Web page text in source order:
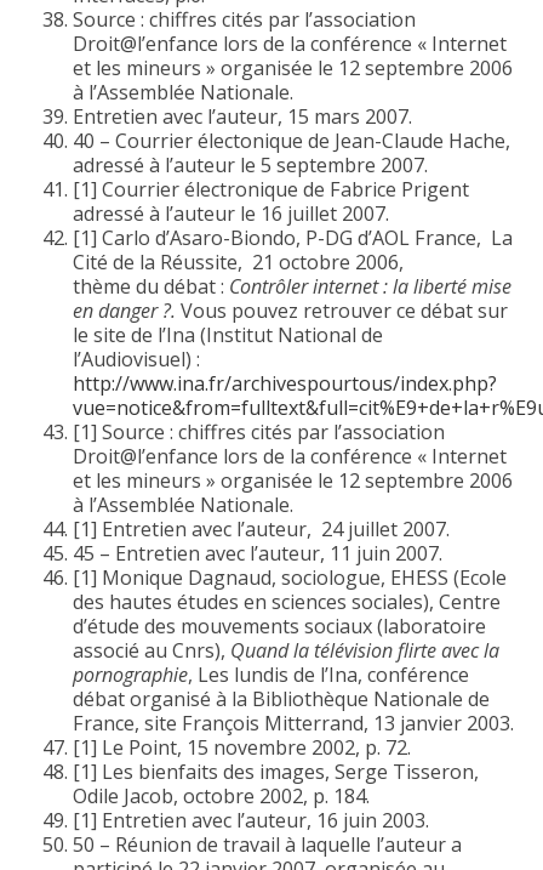
Source : chiffres cités par l’association
Droit@l’enfance lors de la conférence « Internet
et les mineurs » organisée le 12 septembre 2006
à l’Assemblée Nationale.
Entretien avec l’auteur, 15 mars 2007.
40 – Courrier électonique de Jean-Claude Hache,
adressé à l’auteur le 5 septembre 2007.
[1] Courrier électronique de Fabrice Prigent
adressé à l’auteur le 16 juillet 2007.
[1] Carlo d’Asaro-Biondo, P-DG d’AOL France, La
Cité de la Réussite, 21 octobre 2006,
thème du débat : Contrôler internet : la liberté mise
en danger ?. Vous pouvez retrouver ce débat sur
le site de l’Ina (Institut National de
l’Audiovisuel) :
http://www.ina.fr/archivespourtous/index.php?
[1] Source : chiffres cités par l’association
Droit@l’enfance lors de la conférence « Internet
et les mineurs » organisée le 12 septembre 2006
à l’Assemblée Nationale.
[1] Entretien avec l’auteur, 24 juillet 2007.
45 – Entretien avec l’auteur, 11 juin 2007.
[1] Monique Dagnaud, sociologue, EHESS (Ecole
des hautes études en sciences sociales), Centre
d’étude des mouvements sociaux (laboratoire
associé au Cnrs), Quand la télévision flirte avec la
pornographie, Les lundis de l’Ina, conférence
débat organisé à la Bibliothèque Nationale de
France, site François Mitterrand, 13 janvier 2003.
[1] Le Point, 15 novembre 2002, p. 72.
[1] Les bienfaits des images, Serge Tisseron,
Odile Jacob, octobre 2002, p. 184.
[1] Entretien avec l’auteur, 16 juin 2003.
50 – Réunion de travail à laquelle l’auteur a